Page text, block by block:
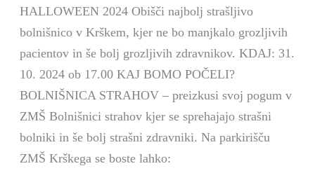
HALLOWEEN 2024 Obišči najbolj strašljivo
bolnišnico v Krškem, kjer ne bo manjkalo grozljivih
pacientov in še bolj grozljivih zdravnikov. KDAJ: 31.
10. 2024 ob 17.00 KAJ BOMO POČELI?
BOLNIŠNICA STRAHOV – preizkusi svoj pogum v
ZMŠ Bolnišnici strahov kjer se sprehajajo strašni
bolniki in še bolj strašni zdravniki. Na parkirišču
ZMŠ Krškega se boste lahko:
GROZE